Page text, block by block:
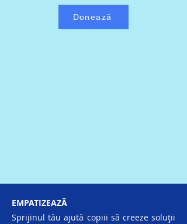
Donează
EMPATIZEAZĂ
Sprijinul tău ajută copiii să creeze soluții